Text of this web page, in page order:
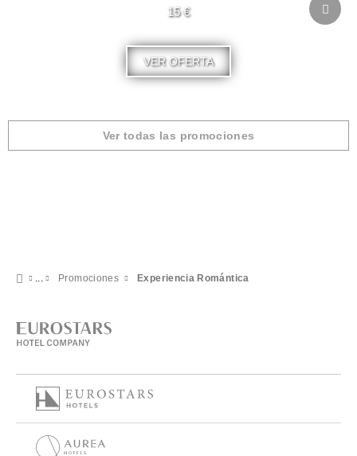
15 €
VER OFERTA
Ver todas las promociones
Promociones Experiencia Romántica